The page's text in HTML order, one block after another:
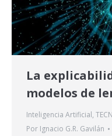
La
modelos de
Inteligencia Artificial,
Por Ignacio G.R. Gavilán